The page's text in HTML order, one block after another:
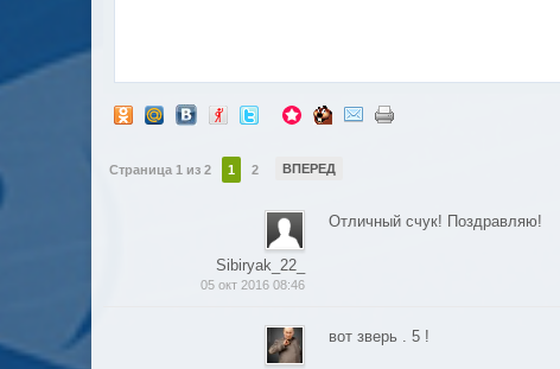
Страница 1 из 2 1 2 ВПЕРЕД
Sibiryak_22_
05 окт 2016 08:46
Отличный счук! Поздравляю!
вот зверь . 5 !